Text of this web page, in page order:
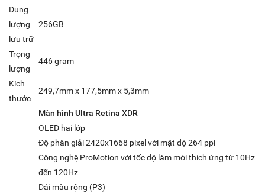
Dung
lượng
lưu trữ
256GB
Trọng
lượng
446 gram
Kích
thước
249,7mm x 177,5mm x 5,3mm
Màn hình Ultra Retina XDR
OLED hai lớp
Độ phân giải 2420x1668 pixel với mật độ 264 ppi
Công nghệ ProMotion với tốc độ làm mới thích ứng từ 10Hz
đến 120Hz
Dải màu rộng (P3)